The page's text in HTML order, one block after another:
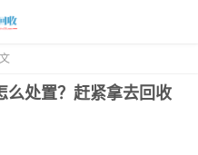
么处置？赶紧拿去回收